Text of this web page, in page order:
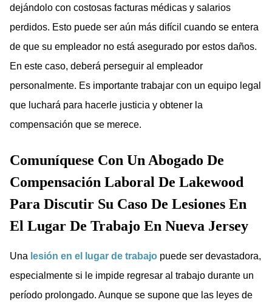
dejándolo con costosas facturas médicas y salarios
perdidos. Esto puede ser aún más difícil cuando se entera
de que su empleador no está asegurado por estos daños.
En este caso, deberá perseguir al empleador
personalmente. Es importante trabajar con un equipo legal
que luchará para hacerle justicia y obtener la
compensación que se merece.
Comuníquese Con Un Abogado De
Compensación Laboral De Lakewood
Para Discutir Su Caso De Lesiones En
El Lugar De Trabajo En Nueva Jersey
Una lesión en el lugar de trabajo puede ser devastadora,
especialmente si le impide regresar al trabajo durante un
período prolongado. Aunque se supone que las leyes de